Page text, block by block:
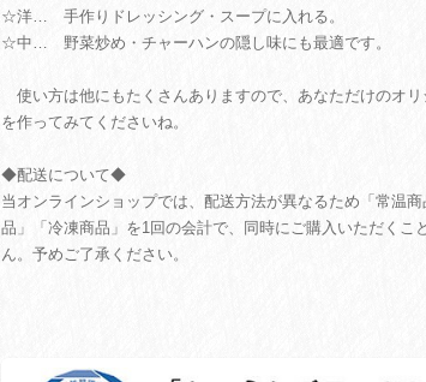
☆洋… 手作りドレッシング・スープに入れる。
☆中… 野菜炒め・チャーハンの隠し味にも最適です。
使い方は他にもたくさんありますので、あなただけのオリ
を作ってみてくださいね。
◆配送について◆
当オンラインショップでは、配送方法が異なるため「常温
品」「冷凍商品」を1回の会計で、同時にご購入いただくこ
ん。予めご了承ください。